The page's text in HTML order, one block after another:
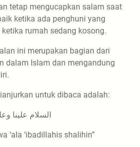
tetap mengucapkan salam saat
ketika ada penghuni yang
rumah sedang kosong.
ini merupakan bagian dari
dalam Islam dan mengandung
untuk dibaca adalah:
السلام علينا
‘ala ‘ibadillahis shalihin”